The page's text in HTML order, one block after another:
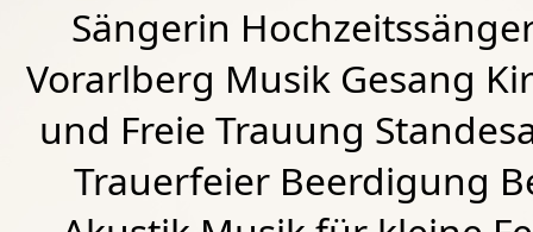
Sängerin
Vorarlberg Musik Gesang
und Freie Trauung
Trauerfeier Beerdigung